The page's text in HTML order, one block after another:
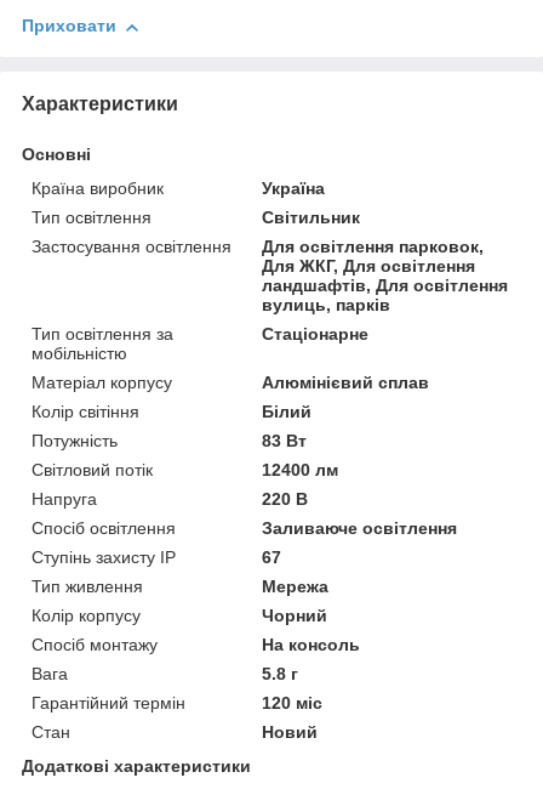
Приховати
Характеристики
Основні
Країна виробник
Україна
Тип освітлення
Світильник
Застосування освітлення
Для освітлення парковок,
Для ЖКГ, Для освітлення
ландшафтів, Для освітлення
вулиць, парків
Тип освітлення за
мобільністю
Стаціонарне
Матеріал корпусу
Алюмінієвий сплав
Колір світіння
Білий
Потужність
83 Вт
Світловий потік
12400 лм
Напруга
220 В
Спосіб освітлення
Заливаюче освітлення
Ступінь захисту IP
67
Тип живлення
Мережа
Колір корпусу
Чорний
Спосіб монтажу
На консоль
Вага
5.8 г
Гарантійний термін
120 міс
Стан
Новий
Додаткові характеристики